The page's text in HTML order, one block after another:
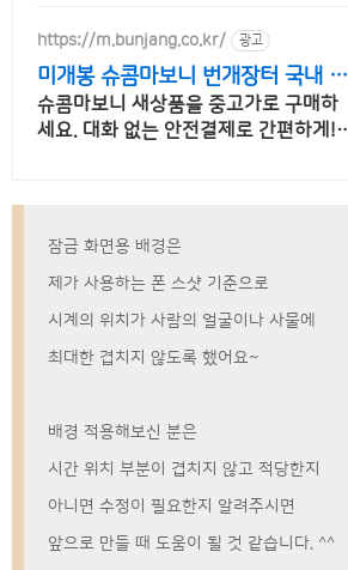
https://m.bunjang.co.kr/ 광고
미개봉 슈콤마보니 번개장터 국내 최
대 브랜드 중고거래
슈콤마보니 새상품을 중고가로 구매하
세요. 대화 없는 안전결제로 간편하게!
잠금 화면용 배경은
제가 사용하는 폰 스샷 기준으로
시계의 위치가 사람의 얼굴이나 사물에
최대한 겹치지 않도록 했어요~
배경 적용해보신 분은
시간 위치 부분이 겹치지 않고 적당한지
아니면 수정이 필요한지 알려주시면
앞으로 만들 때 도움이 될 것 같습니다. ^^